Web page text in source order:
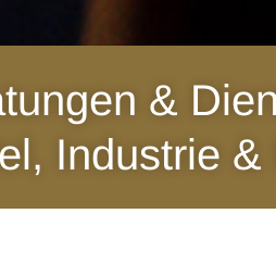
&
Industrie